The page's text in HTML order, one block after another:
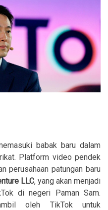
babak baru dalam
Platform video pendek
perusahaan patungan baru
LLC, yang akan menjadi
di negeri Paman Sam.
oleh TikTok untuk